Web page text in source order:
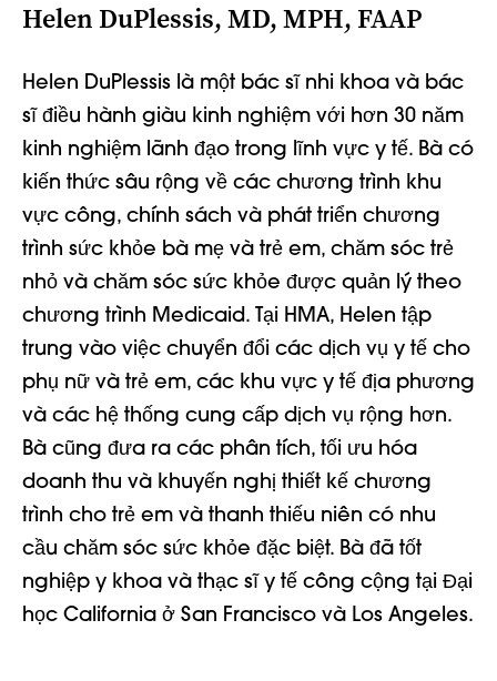
Helen DuPlessis, MD, MPH, FAAP
Helen DuPlessis là một bác sĩ nhi khoa và bác
sĩ điều hành giàu kinh nghiệm với hơn 30 năm
kinh nghiệm lãnh đạo trong lĩnh vực y tế. Bà có
kiến thức sâu rộng về các chương trình khu
vực công, chính sách và phát triển chương
trình sức khỏe bà mẹ và trẻ em, chăm sóc trẻ
nhỏ và chăm sóc sức khỏe được quản lý theo
chương trình Medicaid. Tại HMA, Helen tập
trung vào việc chuyển đổi các dịch vụ y tế cho
phụ nữ và trẻ em, các khu vực y tế địa phương
và các hệ thống cung cấp dịch vụ rộng hơn.
Bà cũng đưa ra các phân tích, tối ưu hóa
doanh thu và khuyến nghị thiết kế chương
trình cho trẻ em và thanh thiếu niên có nhu
cầu chăm sóc sức khỏe đặc biệt. Bà đã tốt
nghiệp y khoa và thạc sĩ y tế công cộng tại Đại
học California ở San Francisco và Los Angeles.